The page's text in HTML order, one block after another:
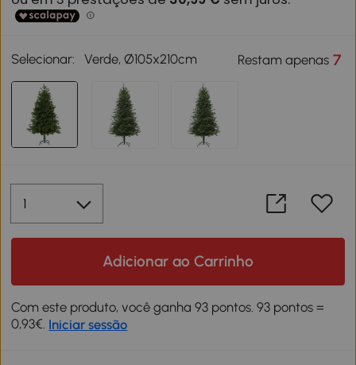
Selecionar: Verde, Ø105x210cm Restam apenas7
Adicionar ao Carrinho
Com este produto, você ganha 93 pontos. 93 pontos =
0,93€. Iniciar sessão